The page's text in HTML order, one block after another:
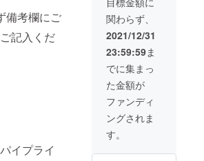
備考欄にご
記入くだ
イプライ
「※支援
時、必
ず備考
欄にご
希望の
お名前
をご記
入くだ
さ
い。」
薬プ
レート
（ガラ
ス製）
に名前
を掲載
させて
いただ
きま
す。 公
式サイ
掲載を
ぬぐ
い）を
お送り
いたし
ます。
創薬記
念プ
レート
提供
（特
大） 島
と対談
関わらず、
2021/12/31
23:59:59ま
でに集まっ
た金額が
ファンディ
ングされま
す。